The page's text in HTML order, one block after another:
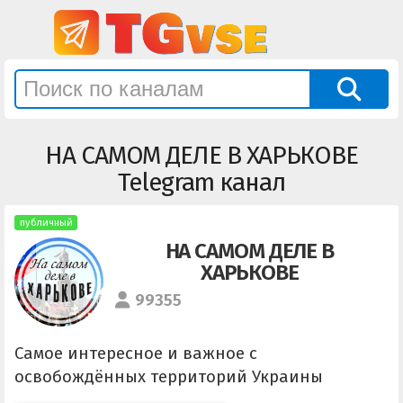
НА САМОМ ДЕЛЕ В ХАРЬКОВЕ
Telegram канал
публичный
НА САМОМ ДЕЛЕ В
ХАРЬКОВЕ
99355
Самое интересное и важное с
освобождённых территорий Украины